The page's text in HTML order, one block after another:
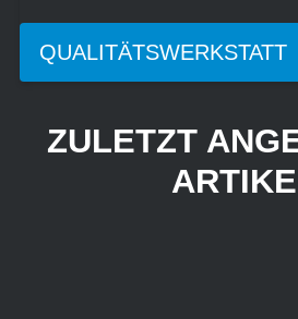
QUALITÄTSWERKSTATT
ZULETZT